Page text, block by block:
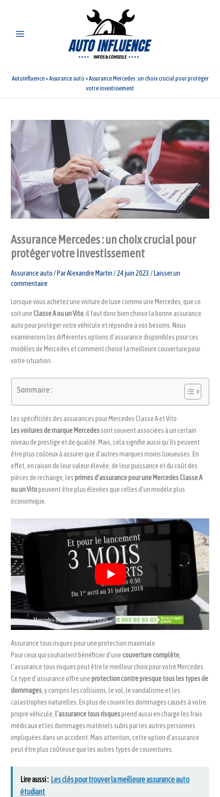
AutoInfluence»Assurance auto »Assurance Mercedes : un choix crucial pour protéger
votre investissement
Assurance Mercedes : un choix crucial pour
protéger votre investissement
Assurance auto / ParAlexandre Martin /24 juin 2023 /Laisser un
commentaire
Lorsque vous achetez une voiture de luxe comme une Mercedes, que ce
soit uneClasse A ou un Vito , il faut donc bien choisir la bonne assurance
auto pour protéger votre véhicule et répondre à vos besoins. Nous
examinerons les différentes options d’assurance disponibles pour ces
modèles de Mercedes et comment choisir la meilleure couverture pour
votre situation.
Sommaire :
Les spécificités des assurances pour Mercedes Classe A et Vito
Les voitures de marque Mercedessont souvent associées à un certain
niveau de prestige et de qualité. Mais, cela signifie aussi qu’ils peuvent
être plus coûteux à assurer que d’autres marques moins luxueuses. En
effet, en raison de leur valeur élevée, de leur puissance et du coût des
pièces de rechange, lesprimes d’assurance pour une Mercedes Classe A
ou un Vitopeuvent être plus élevées que celles d’un modèle plus
économique.
Assurance tous risques pour une protection maximale
Pour ceux qui souhaitent bénéficier d’unecouverture complète
l’assurance tous risques peut être le meilleur choix pour votre Mercedes.
Ce type d’assurance offre uneprotection contre presque tous les types de
dommages , y compris les collisions, le vol, le vandalisme et les
catastrophes naturelles. En plus de couvrir les dommages causés à votre
propre véhicule,l’assurance tous risquesprend aussi en charge les frais
médicaux et les dommages matériels subis par les autres personnes
impliquées dans un accident. Mais attention, cette option d’assurance
peut être plus coûteuse que les autres types de couvertures.
Lire aussi : Les clés pour trouver la meilleure assurance auto
étudiant